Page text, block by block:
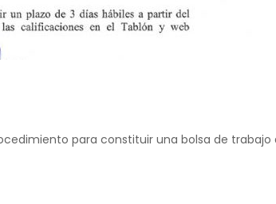
para constituir una bolsa de